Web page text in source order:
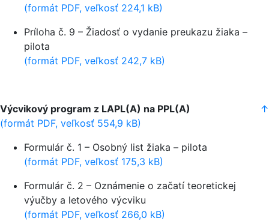
(formát PDF, veľkosť 224,1 kB)
Príloha č. 9 – Žiadosť o vydanie preukazu žiaka –
pilota
(formát PDF, veľkosť 242,7 kB)
Výcvikový program z LAPL(A) na PPL(A)
↑
(formát PDF, veľkosť 554,9 kB)
Formulár č. 1 – Osobný list žiaka – pilota
(formát PDF, veľkosť 175,3 kB)
Formulár č. 2 – Oznámenie o začatí teoretickej
výučby a letového výcviku
(formát PDF, veľkosť 266,0 kB)